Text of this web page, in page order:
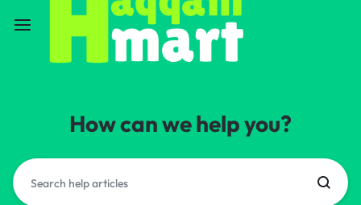
How can we help you?